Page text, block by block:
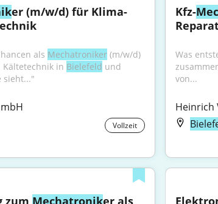
er (m/w/d) für Klima-
als Mechatroniker (m/w/d)
in Bielefeld und
sieht..."
Vollzeit
Kfz-
Was
von...
Heinrich
zum Mechatroniker als